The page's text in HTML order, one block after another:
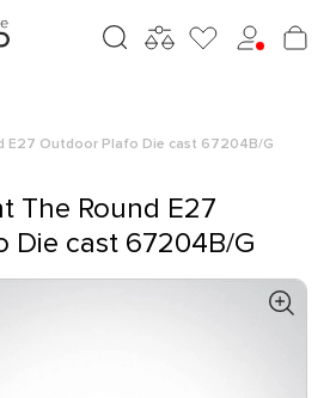
E27 Outdoor Plafo Die cast 67204B/G
The Round E27
Die cast 67204B/G